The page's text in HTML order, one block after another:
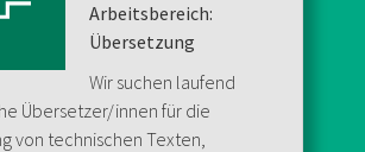
Arbeitsbereich:
Übersetzung
Wir suchen laufend
Übersetzer/innen für die
von technischen Texten,